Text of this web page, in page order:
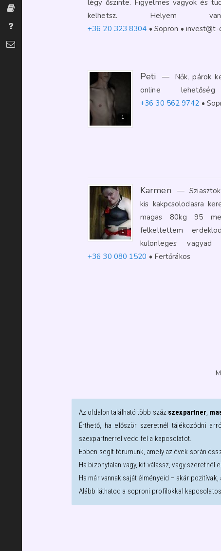
Gyakran Ismételt Kérdések
légy őszinte. Figyelmes vagyok és
kelhetsz. Helyem
+36 20 323 8304
Sopron invest@t-
1
Peti — Nők, párok
online
+36 30 562 9742
1
Karmen —
kis kakpcsolodasra
magas 80kg 95
felkeltettem
kulonleges
+36 30 080 1520
Fertőrákos
Az oldalon található több száz szexpartner,
Érthető, ha először szeretnél tájékozódni
szexpartnerrel vedd fel a kapcsolatot.
Ebben segít fórumunk, amely az évek során
Ha bizonytalan vagy, kit válassz, vagy
Ha már vannak saját élményeid – akár
Alább láthatod a soproni profilokkal